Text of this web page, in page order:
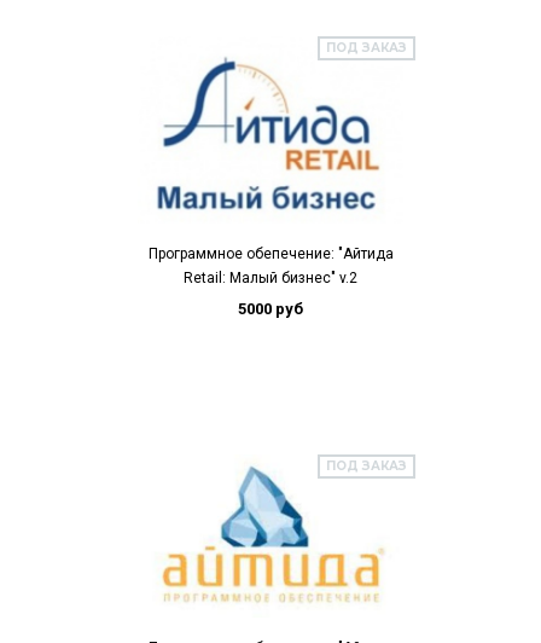
ПОД ЗАКАЗ
Программное обепечение: "Айтида
Retail: Малый бизнес" v.2
5000 руб
ПОД ЗАКАЗ